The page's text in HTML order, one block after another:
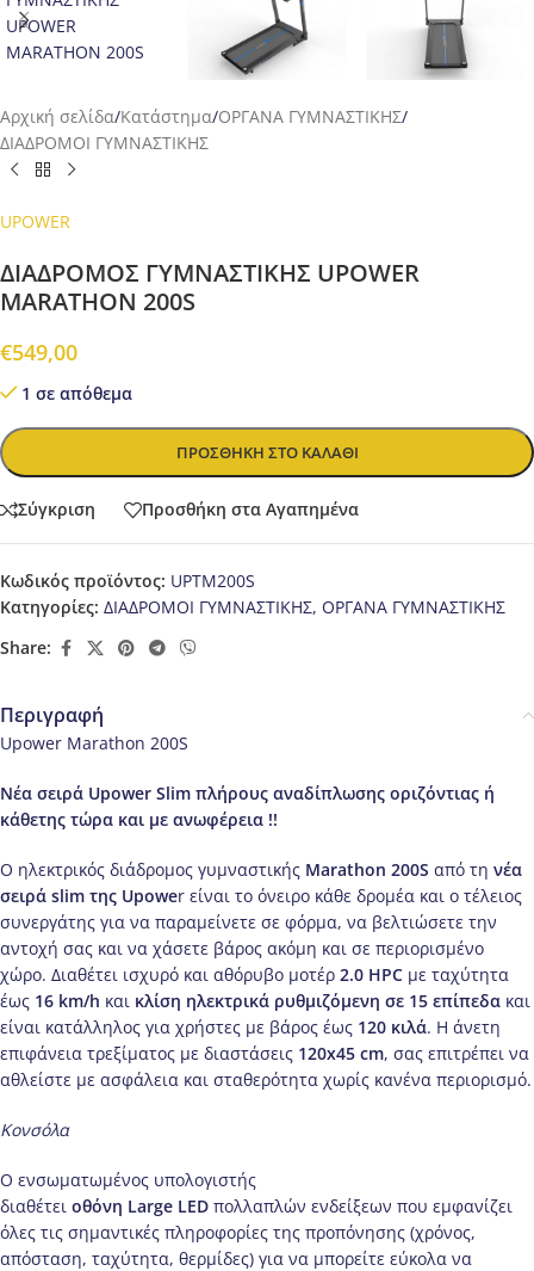
Αρχική σελίδα/Κατάστημα/ΟΡΓΑΝΑ ΓΥΜΝΑΣΤΙΚΗΣ/
ΔΙΑΔΡΟΜΟΙ ΓΥΜΝΑΣΤΙΚΗΣ
UPOWER
ΔΙΑΔΡΟΜΟΣ ΓΥΜΝΑΣΤΙΚΗΣ UPOWER
MARATHON 200S
€549,00
1 σε απόθεμα
ΠΡΟΣΘΉΚΗ ΣΤΟ ΚΑΛΆΘΙ
Σύγκριση Προσθήκη στα Αγαπημένα
Κωδικός προϊόντος: UPTM200S
Κατηγορίες: ΔΙΑΔΡΟΜΟΙ ΓΥΜΝΑΣΤΙΚΗΣ, ΟΡΓΑΝΑ ΓΥΜΝΑΣΤΙΚΗΣ
Share:
Περιγραφή
Upower Marathon 200S
Νέα σειρά Upower Slim πλήρους αναδίπλωσης οριζόντιας ή
κάθετης τώρα και με ανωφέρεια !!
Ο ηλεκτρικός διάδρομος γυμναστικής Marathon 200S από τη νέα
σειρά slim της Upower είναι το όνειρο κάθε δρομέα και ο τέλειος
συνεργάτης για να παραμείνετε σε φόρμα, να βελτιώσετε την
αντοχή σας και να χάσετε βάρος ακόμη και σε περιορισμένο
χώρο. Διαθέτει ισχυρό και αθόρυβο μοτέρ 2.0 HPC με ταχύτητα
έως 16 km/h και κλίση ηλεκτρικά ρυθμιζόμενη σε 15 επίπεδα και
είναι κατάλληλος για χρήστες με βάρος έως 120 κιλά. Η άνετη
επιφάνεια τρεξίματος με διαστάσεις 120x45 cm, σας επιτρέπει να
αθλείστε με ασφάλεια και σταθερότητα χωρίς κανένα περιορισμό.
Κονσόλα
O ενσωματωμένος υπολογιστής
διαθέτει οθόνη Large LED πολλαπλών ενδείξεων που εμφανίζει
όλες τις σημαντικές πληροφορίες της προπόνησης (χρόνος,
απόσταση, ταχύτητα, θερμίδες) για να μπορείτε εύκολα να